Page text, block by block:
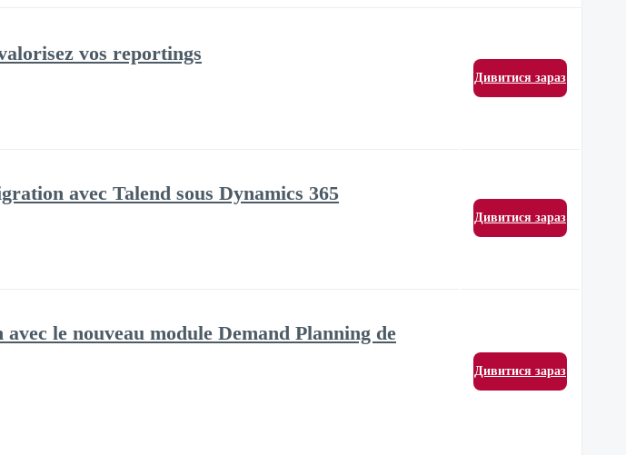
vos reportings
Дивитися зараз
avec Talend sous Dynamics 365
Дивитися зараз
le nouveau module Demand Planning de
Дивитися зараз